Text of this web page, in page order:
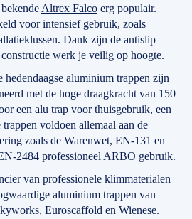
Altrex Falco erg populair.
voor intensief gebruik, zoals
Dank zijn de antislip
werk je veilig op hoogte.
aluminium trappen zijn
met de hoge draagkracht van 150
een alu trap voor thuisgebruik, een
voldoen allemaal aan de
zoals de Warenwet, EN-131 en
2484 professioneel ARBO gebruik.
van professionele klimmaterialen
aluminium trappen van
Euroscaffold en Wienese.